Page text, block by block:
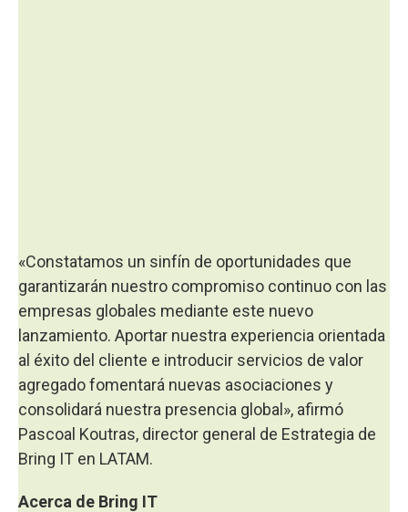
«Constatamos un sinfín de oportunidades que
garantizarán nuestro compromiso continuo con las
empresas globales mediante este nuevo
lanzamiento. Aportar nuestra experiencia orientada
al éxito del cliente e introducir servicios de valor
agregado fomentará nuevas asociaciones y
consolidará nuestra presencia global», afirmó
Pascoal Koutras, director general de Estrategia de
Bring IT en LATAM.
Acerca de Bring IT